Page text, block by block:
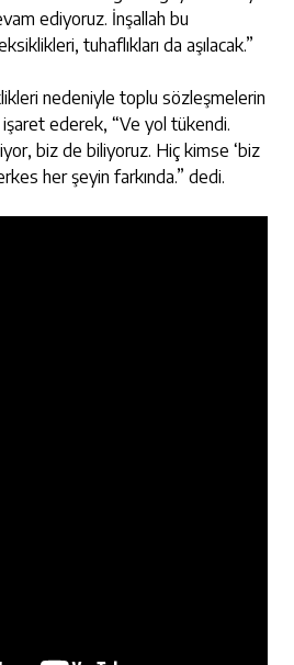
ediyoruz. İnşallah bu
tuhaflıkları da aşılacak.”
nedeniyle toplu sözleşmelerin
işaret ederek, “Ve yol tükendi.
biz de biliyoruz. Hiç kimse ‘biz
her şeyin farkında.” dedi.